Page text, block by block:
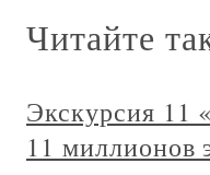
Читайте
Экскурсия 11
11 миллионов